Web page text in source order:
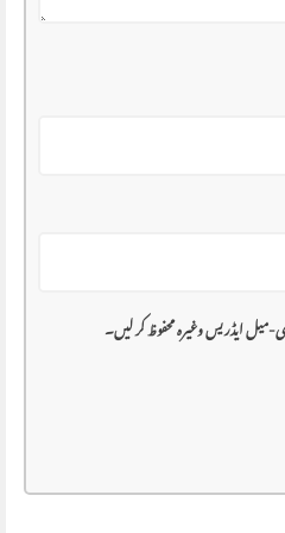
میل ایڈریس وغیرہ محفوظ کر لیں۔